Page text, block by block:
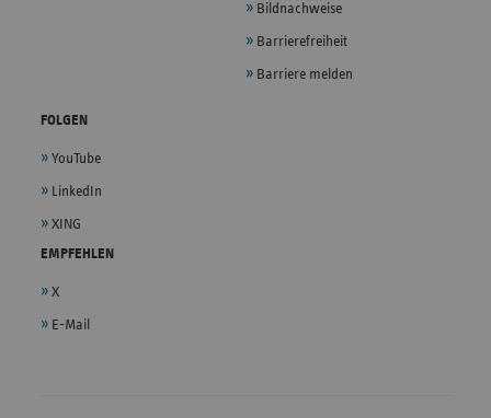
Bildnachweise
Barrierefreiheit
Barriere melden
FOLGEN
YouTube
LinkedIn
XING
EMPFEHLEN
X
E-Mail